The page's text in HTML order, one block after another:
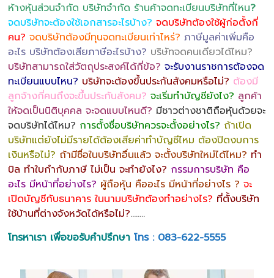
ห้างหุ้นส่วนจำกัด บริษัทจำกัด ร้านค้าจดทะเบียนบริษัทที่ไหน?
จดบริษัทจะต้องใช้เอกสารอะไรบ้าง? จดบริษัทต้องใช้ผู้ก่อตั้งกี่
คน? จดบริษัทต้องมีทุนจดทะเบียนเท่าไหร่? ภาษีมูลค่าเพิ่มคือ
อะไร บริษัทต้องเสียภาษีอะไรบ้าง? บริษัทจดคนเดียวได้ไหม?
บริษัทสามารถใส่วัตถุประสงค์ได้กี่ข้อ? จะรับงานราชการต้องจด
ทะเบียนแบบไหน? บริษัทจะต้องขึ้นประกันสังคมหรือไม่? ต้องมี
ลูกจ้างกี่คนถึงจะขึ้นประกันสังคม? จะเริ่มทำบัญชียังไง? ลูกค้า
ให้จดเป็นนิติบุคคล จะจดแบบไหนดี? มีชาวต่างชาติถือหุ้นด้วยจะ
จดบริษัทได้ไหม? การตั้งชื่อบริษัทควรจะตั้งอย่างไร? ถ้าเปิด
บริษัทแต่ยังไม่มีรายได้ต้องเสียค่าทำบัญชีไหม ต้องปิดงบการ
เงินหรือไม่? ถ้ามีชื่อในบริษัทอื่นแล้ว จะตั้งบริษัทใหม่ได้ไหม? ทำ
บิล ทำใบกำกับภาษี ไม่เป็น จะทำยังไง? กรรมการบริษัท คือ
อะไร มีหน้าที่อย่างไร? ผู้ถือหุ้น คืออะไร มีหน้าที่อย่างไร ? จะ
เปิดบัญชีกับธนาคาร ในนามบริษัทต้องทำอย่างไร? ที่ตั้งบริษัท
ใช้บ้านที่ต่างจังหวัดได้หรือไม่?……..
โทรหาเรา เพื่อขอรับคำปรึกษา โทร : 083-622-5555